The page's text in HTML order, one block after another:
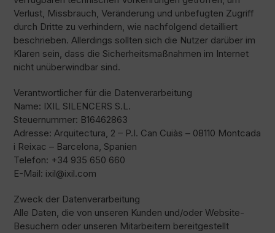
Verlust, Missbrauch, Veränderung und unbefugten Zugriff
durch Dritte zu verhindern, wie nachfolgend detailliert
beschrieben. Allerdings sollten sich die Nutzer darüber im
Klaren sein, dass die Sicherheitsmaßnahmen im Internet
nicht unüberwindbar sind.
Verantwortlicher für die Datenverarbeitung
Name: IXIL SILENCERS S.L.
Steuernummer: B16462863
Adresse: Arquitectura, 2 – P.I. Can Cuiàs – 08110 Montcada
i Reixac – Barcelona, ​​Spanien
Telefon: +34 935 650 660
E-Mail: ixil@ixil.com
Zweck der Datenverarbeitung
Alle Daten, die von unseren Kunden und/oder Website-
Besuchern oder unseren Mitarbeitern bereitgestellt